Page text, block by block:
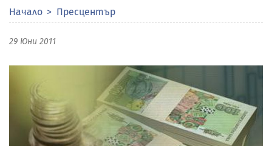
Начало Пресцентър
29 Юни 2011